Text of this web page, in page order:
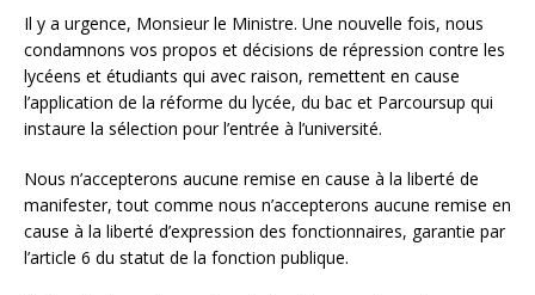
Il y a urgence, Monsieur le Ministre. Une nouvelle fois, nous
condamnons vos propos et décisions de répression contre les
lycéens et étudiants qui avec raison, remettent en cause
l’application de la réforme du lycée, du bac et Parcoursup qui
instaure la sélection pour l’entrée à l’université.
Nous n’accepterons aucune remise en cause à la liberté de
manifester, tout comme nous n’accepterons aucune remise en
cause à la liberté d’expression des fonctionnaires, garantie par
l’article 6 du statut de la fonction publique.